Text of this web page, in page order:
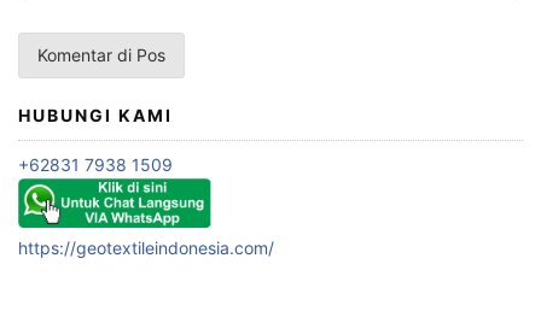
HUBUNGI KAMI
+62831 7938 1509
https://geotextileindonesia.com/